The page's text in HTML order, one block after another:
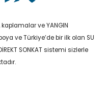
ve YANGIN
ve Türkiye’de bir ilk olan SU
SONKAT sistemi sizlerle